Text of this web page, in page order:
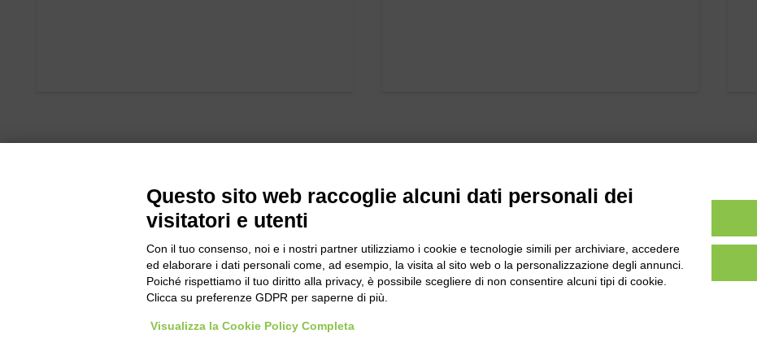
Bogliano Srl
Strada Statale 231 Alba-Bra
Borgo San Martino 44, 12060
Tel:0172-478161
Fax: 0172-487399
Questo sito web raccoglie alcuni dati personali dei
visitatori e utenti
Con il tuo consenso, noi e i nostri partner utilizziamo i cookie e tecnologie simili per archiviare, accedere
ed elaborare i dati personali come, ad esempio, la visita al sito web o la personalizzazione degli annunci.
Poiché rispettiamo il tuo diritto alla privacy, è possibile scegliere di non consentire alcuni tipi di cookie.
Clicca su preferenze GDPR per saperne di più.
Visualizza la Cookie Policy Completa